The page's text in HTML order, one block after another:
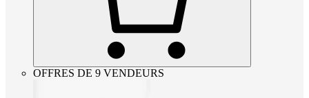
OFFRES DE 9 VENDEURS